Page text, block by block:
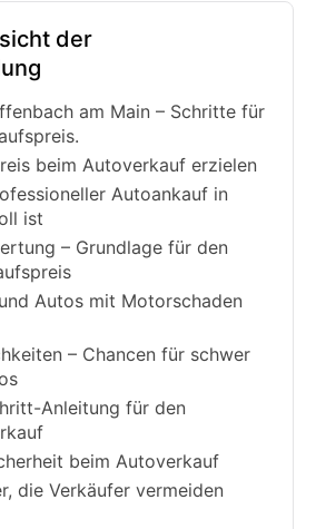
der
am Main – Schritte für
beim Autoverkauf erzielen
Autoankauf in
ist
– Grundlage für den
Autos mit Motorschaden
– Chancen für schwer
Anleitung für den
beim Autoverkauf
die Verkäufer vermeiden